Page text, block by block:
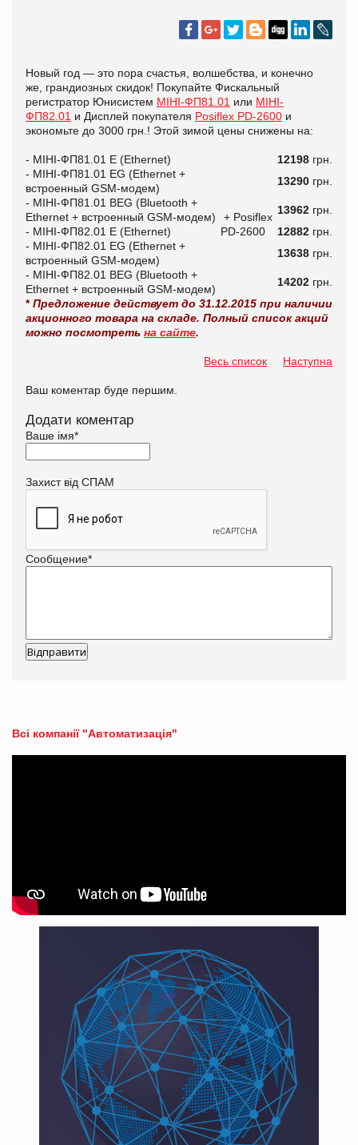
Новый год — это пора счастья, волшебства, и конечно
же, грандиозных скидок! Покупайте Фискальный
регистратор Юнисистем МІНІ-ФП81.01 или МІНІ-
ФП82.01 и Дисплей покупателя Posiflex PD-2600 и
экономьте до 3000 грн.! Этой зимой цены снижены на:
- МІНІ-ФП81.01 E (Ethernet)
+ Posiflex
PD-2600
12198 грн.
- МІНІ-ФП81.01 EG (Ethernet +
встроенный GSM-модем)
13290 грн.
- МІНІ-ФП81.01 BEG (Bluetooth +
Ethernet + встроенный GSM-модем)
13962 грн.
- МІНІ-ФП82.01 E (Ethernet)
12882 грн.
- МІНІ-ФП82.01 EG (Ethernet +
встроенный GSM-модем)
13638 грн.
- МІНІ-ФП82.01 BEG (Bluetooth +
Ethernet + встроенный GSM-модем)
14202 грн.
*Предложение действует до 31.12.2015 при наличии
акционного товара на складе. Полный список акций
можно посмотреть на сайте.
Весь список Наступна
Ваш коментар буде першим.
Додати коментар
Ваше імя*
Захист від СПАМ
Сообщение*
Всі компанії "Автоматизація"